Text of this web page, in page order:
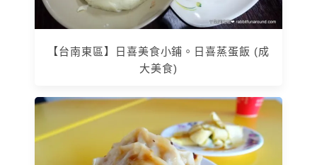
【台南東區】日喜美食小鋪。日喜蒸蛋飯 (成
大美食)